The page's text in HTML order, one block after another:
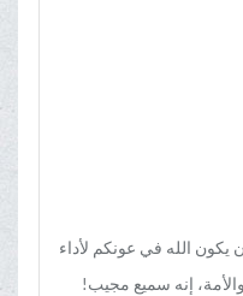
یکون الله في عونکم لأداء
إنه سمیع مجیب!